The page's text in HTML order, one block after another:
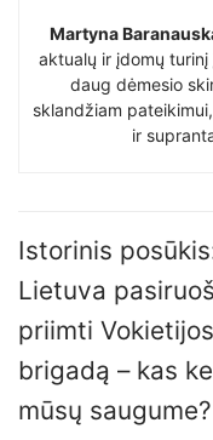
Martyna
aktualų ir įdomų
daug dėmesio
sklandžiam
ir
Istorinis
Lietuva
priimti Vokietijos
brigadą – kas
mūsų saugume?